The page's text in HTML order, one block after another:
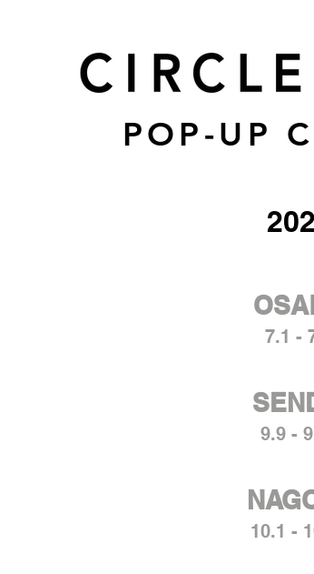
POP-UP
7.1 -
9.9 -
10.1 -